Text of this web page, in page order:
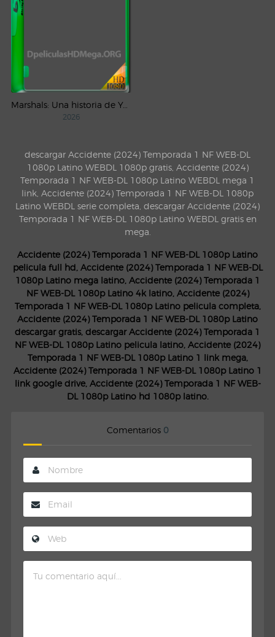
Marshals: Una historia de Yellowstone (2026) AMZN Temporada 1 WEB-DL 1080p Latino
2026
descargar Accidente (2024) Temporada 1 NF WEB-DL
1080p Latino WEBDL 1080p gratis, Accidente (2024)
Temporada 1 NF WEB-DL 1080p Latino WEBDL mega 1
link, Accidente (2024) Temporada 1 NF WEB-DL 1080p
Latino WEBDL serie completa, descargar Accidente (2024)
Temporada 1 NF WEB-DL 1080p Latino WEBDL gratis en
mega.
Accidente (2024) Temporada 1 NF WEB-DL 1080p Latino
pelicula full hd, Accidente (2024) Temporada 1 NF WEB-DL
1080p Latino mega latino, Accidente (2024) Temporada 1
NF WEB-DL 1080p Latino 4k latino, Accidente (2024)
Temporada 1 NF WEB-DL 1080p Latino pelicula completa,
Accidente (2024) Temporada 1 NF WEB-DL 1080p Latino
descargar gratis, descargar Accidente (2024) Temporada 1
NF WEB-DL 1080p Latino pelicula latino, Accidente (2024)
Temporada 1 NF WEB-DL 1080p Latino 1 link mega,
Accidente (2024) Temporada 1 NF WEB-DL 1080p Latino 1
link google drive, Accidente (2024) Temporada 1 NF WEB-
DL 1080p Latino hd 1080p latino.
Comentarios 0